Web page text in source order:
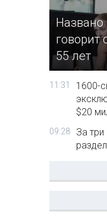
Названо
говорит
55 лет
11:31
1600-
$20
09:28
За